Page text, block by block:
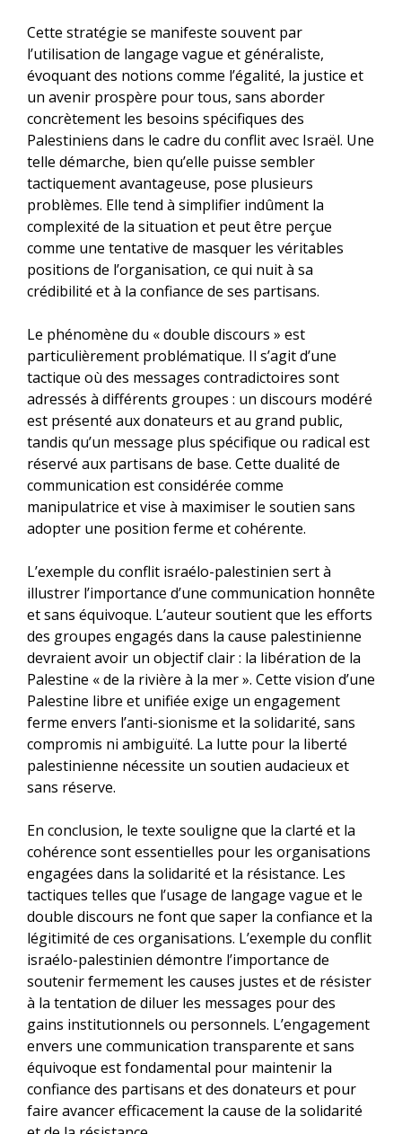
Cette stratégie se manifeste souvent par
l’utilisation de langage vague et généraliste,
évoquant des notions comme l’égalité, la justice et
un avenir prospère pour tous, sans aborder
concrètement les besoins spécifiques des
Palestiniens dans le cadre du conflit avec Israël. Une
telle démarche, bien qu’elle puisse sembler
tactiquement avantageuse, pose plusieurs
problèmes. Elle tend à simplifier indûment la
complexité de la situation et peut être perçue
comme une tentative de masquer les véritables
positions de l’organisation, ce qui nuit à sa
crédibilité et à la confiance de ses partisans.
Le phénomène du « double discours » est
particulièrement problématique. Il s’agit d’une
tactique où des messages contradictoires sont
adressés à différents groupes : un discours modéré
est présenté aux donateurs et au grand public,
tandis qu’un message plus spécifique ou radical est
réservé aux partisans de base. Cette dualité de
communication est considérée comme
manipulatrice et vise à maximiser le soutien sans
adopter une position ferme et cohérente.
L’exemple du conflit israélo-palestinien sert à
illustrer l’importance d’une communication honnête
et sans équivoque. L’auteur soutient que les efforts
des groupes engagés dans la cause palestinienne
devraient avoir un objectif clair : la libération de la
Palestine « de la rivière à la mer ». Cette vision d’une
Palestine libre et unifiée exige un engagement
ferme envers l’anti-sionisme et la solidarité, sans
compromis ni ambiguïté. La lutte pour la liberté
palestinienne nécessite un soutien audacieux et
sans réserve.
En conclusion, le texte souligne que la clarté et la
cohérence sont essentielles pour les organisations
engagées dans la solidarité et la résistance. Les
tactiques telles que l’usage de langage vague et le
double discours ne font que saper la confiance et la
légitimité de ces organisations. L’exemple du conflit
israélo-palestinien démontre l’importance de
soutenir fermement les causes justes et de résister
à la tentation de diluer les messages pour des
gains institutionnels ou personnels. L’engagement
envers une communication transparente et sans
équivoque est fondamental pour maintenir la
confiance des partisans et des donateurs et pour
faire avancer efficacement la cause de la solidarité